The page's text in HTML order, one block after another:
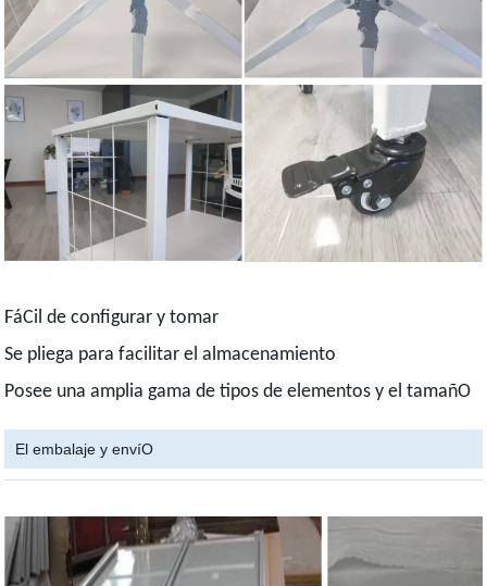
FáCil de configurar y tomar
Se pliega para facilitar el almacenamiento
Posee una amplia gama de tipos de elementos y el tamañO
El embalaje y envíO